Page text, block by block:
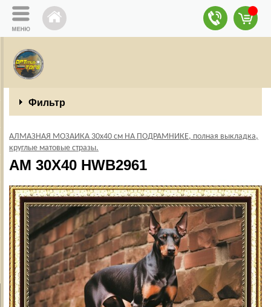
Фильтр
АЛМАЗНАЯ МОЗАИКА 30х40 см НА ПОДРАМНИКЕ, полная выкладка,
круглые матовые стразы.
AM 30X40 HWB2961